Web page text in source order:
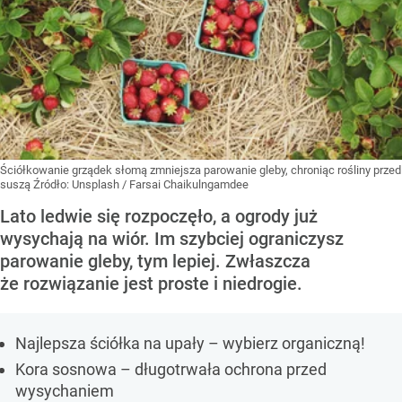
Ściółkowanie grządek słomą zmniejsza parowanie gleby, chroniąc rośliny przed
suszą Źródło: Unsplash / Farsai Chaikulngamdee
Lato ledwie się rozpoczęło, a ogrody już
wysychają na wiór. Im szybciej ograniczysz
parowanie gleby, tym lepiej. Zwłaszcza
że rozwiązanie jest proste i niedrogie.
Najlepsza ściółka na upały – wybierz organiczną!
Kora sosnowa – długotrwała ochrona przed
wysychaniem